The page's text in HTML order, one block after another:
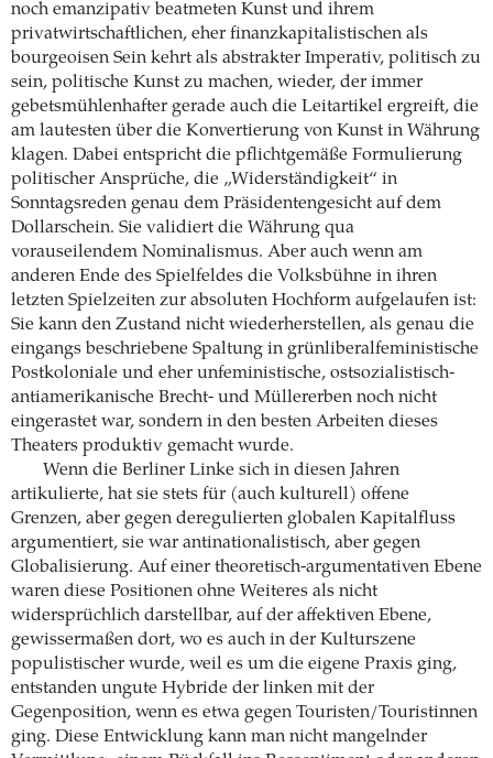
noch emanzipativ beatmeten Kunst und ihrem
privatwirtschaftlichen, eher finanzkapitalistischen als
bourgeoisen Sein kehrt als abstrakter Imperativ, politisch zu
sein, politische Kunst zu machen, wieder, der immer
gebetsmühlenhafter gerade auch die Leitartikel ergreift, die
am lautesten über die Konvertierung von Kunst in Währung
klagen. Dabei entspricht die pflichtgemäße Formulierung
politischer Ansprüche, die „Widerständigkeit“ in
Sonntagsreden genau dem Präsidentengesicht auf dem
Dollarschein. Sie validiert die Währung qua
vorauseilendem Nominalismus. Aber auch wenn am
anderen Ende des Spielfeldes die Volksbühne in ihren
letzten Spielzeiten zur absoluten Hochform aufgelaufen ist:
Sie kann den Zustand nicht wiederherstellen, als genau die
eingangs beschriebene Spaltung in grünliberalfeministische
Postkoloniale und eher unfeministische, ostsozialistisch-
antiamerikanische Brecht- und Müllererben noch nicht
eingerastet war, sondern in den besten Arbeiten dieses
Theaters produktiv gemacht wurde.
Wenn die Berliner Linke sich in diesen Jahren
artikulierte, hat sie stets für (auch kulturell) offene
Grenzen, aber gegen deregulierten globalen Kapitalfluss
argumentiert, sie war antinationalistisch, aber gegen
Globalisierung. Auf einer theoretisch-argumentativen Ebene
waren diese Positionen ohne Weiteres als nicht
widersprüchlich darstellbar, auf der affektiven Ebene,
gewissermaßen dort, wo es auch in der Kulturszene
populistischer wurde, weil es um die eigene Praxis ging,
entstanden ungute Hybride der linken mit der
Gegenposition, wenn es etwa gegen Touristen/Touristinnen
ging. Diese Entwicklung kann man nicht mangelnder